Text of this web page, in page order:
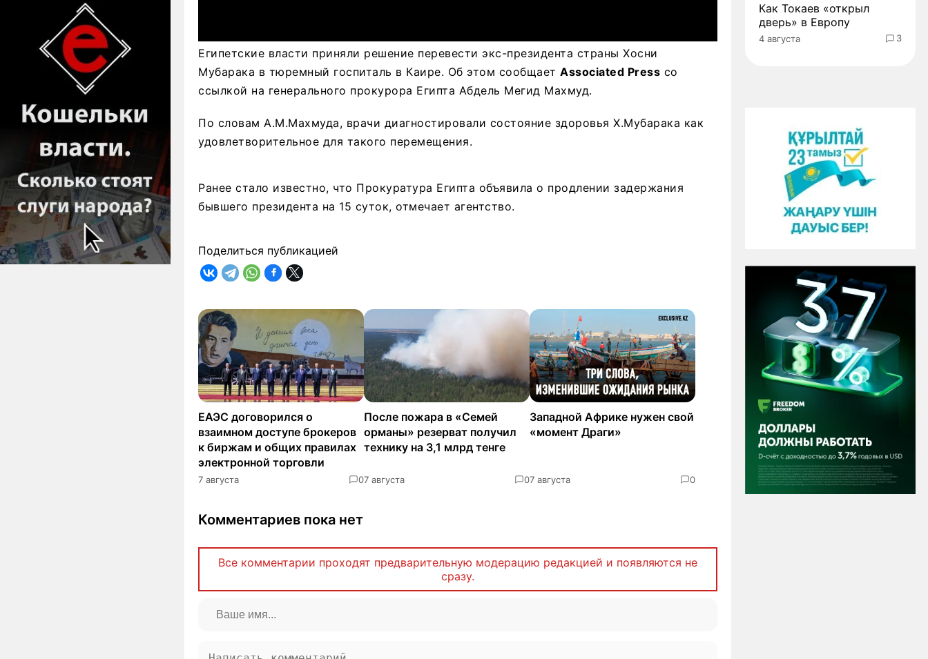
Египетские власти приняли решение перевести экс-президента страны Хосни
Мубарака в тюремный госпиталь в Каире. Об этом сообщает Associated Press со
ссылкой на генерального прокурора Египта Абдель Мегид Махмуд.
По словам А.М.Махмуда, врачи диагностировали состояние здоровья Х.Мубарака как
удовлетворительное для такого перемещения.
Ранее стало известно, что Прокуратура Египта объявила о продлении задержания
бывшего президента на 15 суток, отмечает агентство.
Поделиться публикацией
ЕАЭС договорился о
взаимном доступе брокеров
к биржам и общих правилах
электронной торговли
7 августа 0
После пожара в «Семей
орманы» резерват получил
технику на 3,1 млрд тенге
7 августа 0
Западной Африке нужен свой
«момент Драги»
7 августа 0
Комментариев пока нет
Все комментарии проходят предварительную модерацию редакцией и появляются не
сразу.
Как Токаев «открыл
дверь» в Европу
4 августа 3